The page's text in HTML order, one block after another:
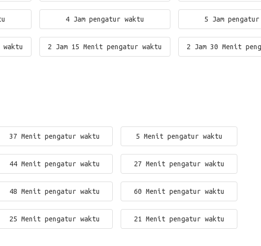
4 Jam pengatur waktu 5 Jam
2 Jam 15 Menit pengatur waktu 2 Jam 30 Menit
37 Menit pengatur waktu 5 Menit pengatur waktu
44 Menit pengatur waktu 27 Menit pengatur waktu
48 Menit pengatur waktu 60 Menit pengatur waktu
25 Menit pengatur waktu 21 Menit pengatur waktu